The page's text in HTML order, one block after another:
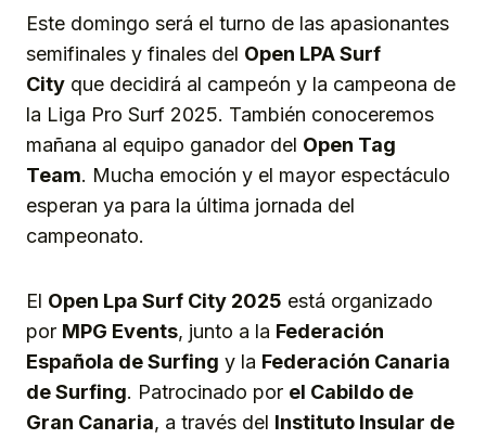
Este domingo será el turno de las apasionantes
semifinales y finales del Open LPA Surf
City que decidirá al campeón y la campeona de
la Liga Pro Surf 2025. También conoceremos
mañana al equipo ganador del Open Tag
Team. Mucha emoción y el mayor espectáculo
esperan ya para la última jornada del
campeonato.
El Open Lpa Surf City 2025 está organizado
por MPG Events, junto a la Federación
Española de Surfing y la Federación Canaria
de Surfing. Patrocinado por el Cabildo de
Gran Canaria, a través del Instituto Insular de